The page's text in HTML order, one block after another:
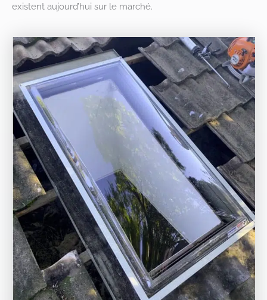
existent aujourd’hui sur le marché.